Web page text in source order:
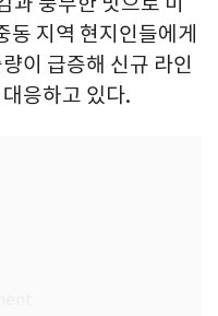
동 지역 현지인들에게
이 급증해 신규 라인
응하고 있다.